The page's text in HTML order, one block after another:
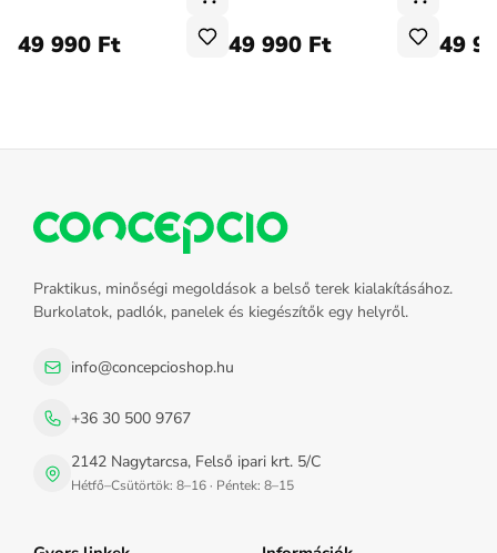
49 990 Ft 49 990 Ft 49
Praktikus, minőségi megoldások a belső terek kialakításához.
Burkolatok, padlók, panelek és kiegészítők egy helyről.
info@concepcioshop.hu
+36 30 500 9767
2142 Nagytarcsa, Felső ipari krt. 5/C
Hétfő–Csütörtök: 8–16 · Péntek: 8–15